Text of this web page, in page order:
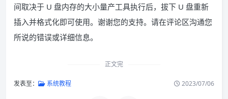
间取决于 U 盘内存的大小量产工具执行后，拔下 U 盘重新
插入并格式化即可使用。谢谢您的支持。请在评论区沟通您
所说的错误或详细信息。
正文完
发表至： 系统教程 2023/07/06